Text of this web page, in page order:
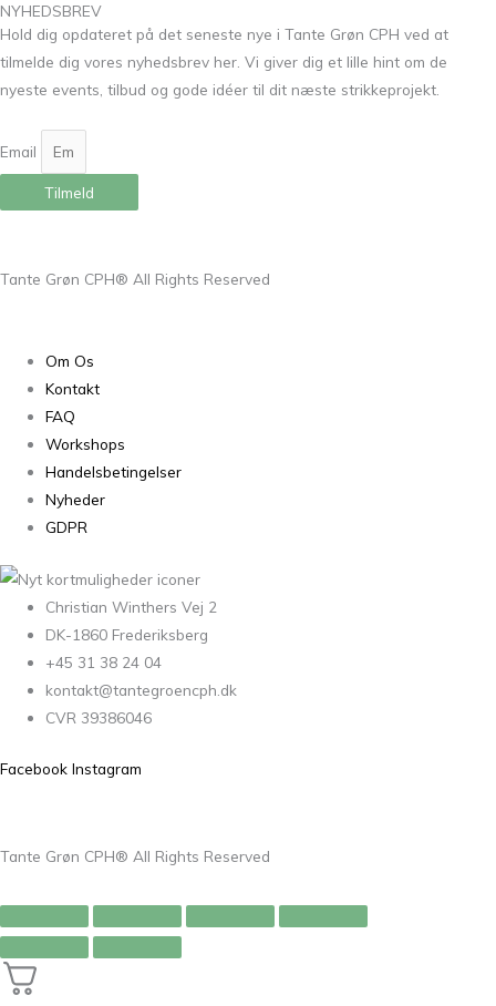
NYHEDSBREV
Hold dig opdateret på det seneste nye i Tante Grøn CPH ved at
tilmelde dig vores nyhedsbrev her. Vi giver dig et lille hint om de
nyeste events, tilbud og gode idéer til dit næste strikkeprojekt.
Email
Tilmeld
Tante Grøn CPH® All Rights Reserved
Om Os
Kontakt
FAQ
Workshops
Handelsbetingelser
Nyheder
GDPR
Christian Winthers Vej 2
DK-1860 Frederiksberg
+45 31 38 24 04
kontakt@tantegroencph.dk
CVR 39386046
Facebook Instagram
Tante Grøn CPH® All Rights Reserved